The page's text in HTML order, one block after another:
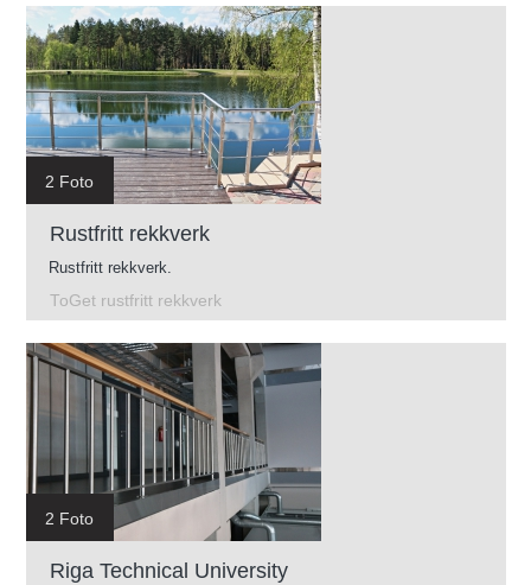
2 Foto
Rustfritt rekkverk
Rustfritt rekkverk.
ToGet rustfritt rekkverk
2 Foto
Riga Technical University